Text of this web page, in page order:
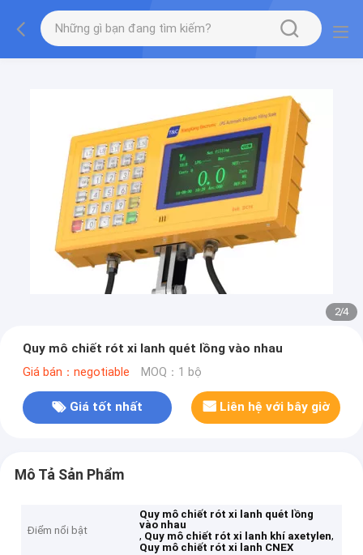
2/4
Quy mô chiết rót xi lanh quét lồng vào nhau
Giá bán：negotiable MOQ：1 bộ
Giá tốt nhất Liên hệ với bây giờ
Mô Tả Sản Phẩm
Điểm nổi bật
Quy mô chiết rót xi lanh quét lồng
vào nhau
, Quy mô chiết rót xi lanh khí axetylen,
Quy mô chiết rót xi lanh CNEX